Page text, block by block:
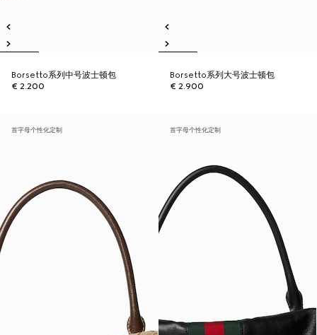
Borsetto系列中号波士顿包
€ 2.200
Borsetto系列大号波士顿包
€ 2.900
首字母个性化定制 首字母个性化定制